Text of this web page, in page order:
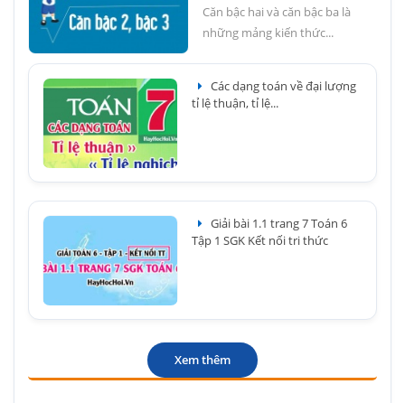
Căn bậc hai và căn bậc ba là
những mảng kiến thức...
Các dạng toán về đại lượng
tỉ lệ thuận, tỉ lệ...
Giải bài 1.1 trang 7 Toán 6
Tập 1 SGK Kết nối tri thức
Xem thêm